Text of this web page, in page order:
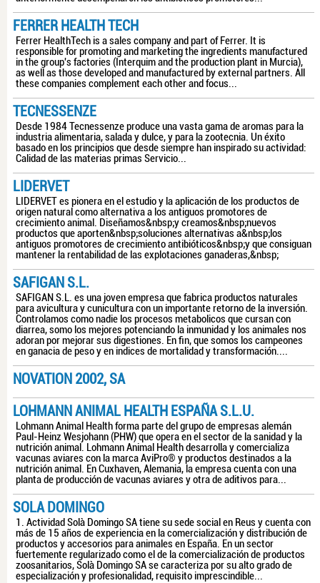
FERRER HEALTH TECH
Ferrer HealthTech is a sales company and part of Ferrer. It is
responsible for promoting and marketing the ingredients manufactured
in the group's factories (Interquim and the production plant in Murcia),
as well as those developed and manufactured by external partners. All
these companies complement each other and focus...
TECNESSENZE
Desde 1984 Tecnessenze produce una vasta gama de aromas para la
industria alimentaria, salada y dulce, y para la zootecnia. Un éxito
basado en los principios que desde siempre han inspirado su actividad:
Calidad de las materias primas Servicio...
LIDERVET
LIDERVET es pionera en el estudio y la aplicación de los productos de
origen natural como alternativa a los antiguos promotores de
crecimiento animal. Diseñamos&nbsp;y creamos&nbsp;nuevos
productos que aporten&nbsp;soluciones alternativas a&nbsp;los
antiguos promotores de crecimiento antibióticos&nbsp;y que consiguan
mantener la rentabilidad de las explotaciones ganaderas,&nbsp;
SAFIGAN S.L.
SAFIGAN S.L. es una joven empresa que fabrica productos naturales
para avicultura y cunicultura con un importante retorno de la inversión.
Controlamos como nadie los procesos metabolicos que cursan con
diarrea, somo los mejores potenciando la inmunidad y los animales nos
adoran por mejorar sus digestiones. En fin, que somos los campeones
en ganacia de peso y en indices de mortalidad y transformación....
NOVATION 2002, SA
LOHMANN ANIMAL HEALTH ESPAÑA S.L.U.
Lohmann Animal Health forma parte del grupo de empresas alemán
Paul-Heinz Wesjohann (PHW) que opera en el sector de la sanidad y la
nutrición animal. Lohmann Animal Health desarrolla y comercializa
vacunas aviares con la marca AviPro® y productos destinados a la
nutrición animal. En Cuxhaven, Alemania, la empresa cuenta con una
planta de producción de vacunas aviares y otra de aditivos para...
SOLA DOMINGO
1. Actividad Solà Domingo SA tiene su sede social en Reus y cuenta con
más de 15 años de experiencia en la comercialización y distribución de
productos y accesorios para animales en España. En un sector
fuertemente regularizado como el de la comercialización de productos
zoosanitarios, Solà Domingo SA se caracteriza por su alto grado de
especialización y profesionalidad, requisito imprescindible...